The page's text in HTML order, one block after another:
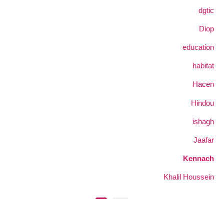
dgtic
Diop
education
habitat
Hacen
Hindou
ishagh
Jaafar
Kennach
Khalil Houssein